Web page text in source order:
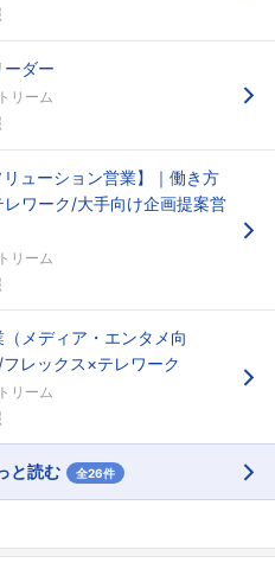
ーダー
リーム
リューション営業】｜働き方
ワーク/大手向け企画提案営
リーム
（メディア・エンタメ向
レックス×テレワーク
リーム
と読む 全26件